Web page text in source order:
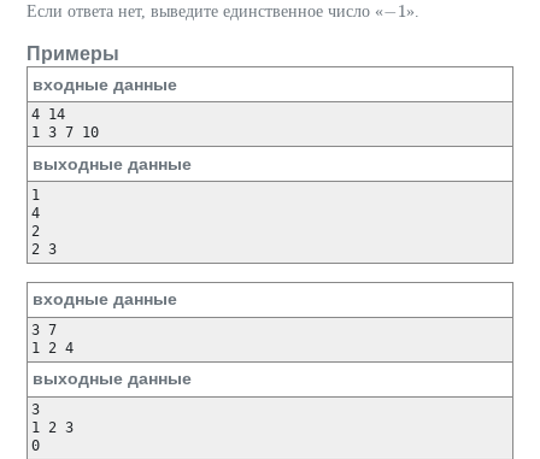
Если ответа нет, выведите единственное число «−1
−1 ».
Примеры
входные данные
4 14
1 3 7 10
выходные данные
1
4
2
2 3
входные данные
3 7
1 2 4
выходные данные
3
1 2 3